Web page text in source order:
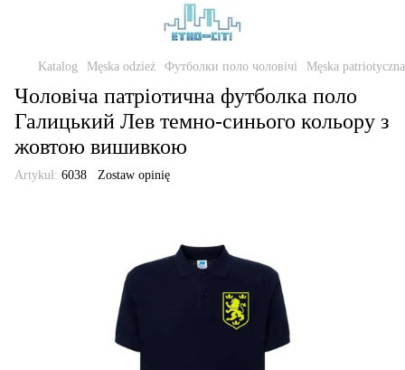
Katalog Męska odzież Футболки поло чоловічі Męska
Чоловіча патріотична футболка поло
Галицький Лев темно-синього кольору з
жовтою вишивкою
Artykuł: 6038 Zostaw opinię